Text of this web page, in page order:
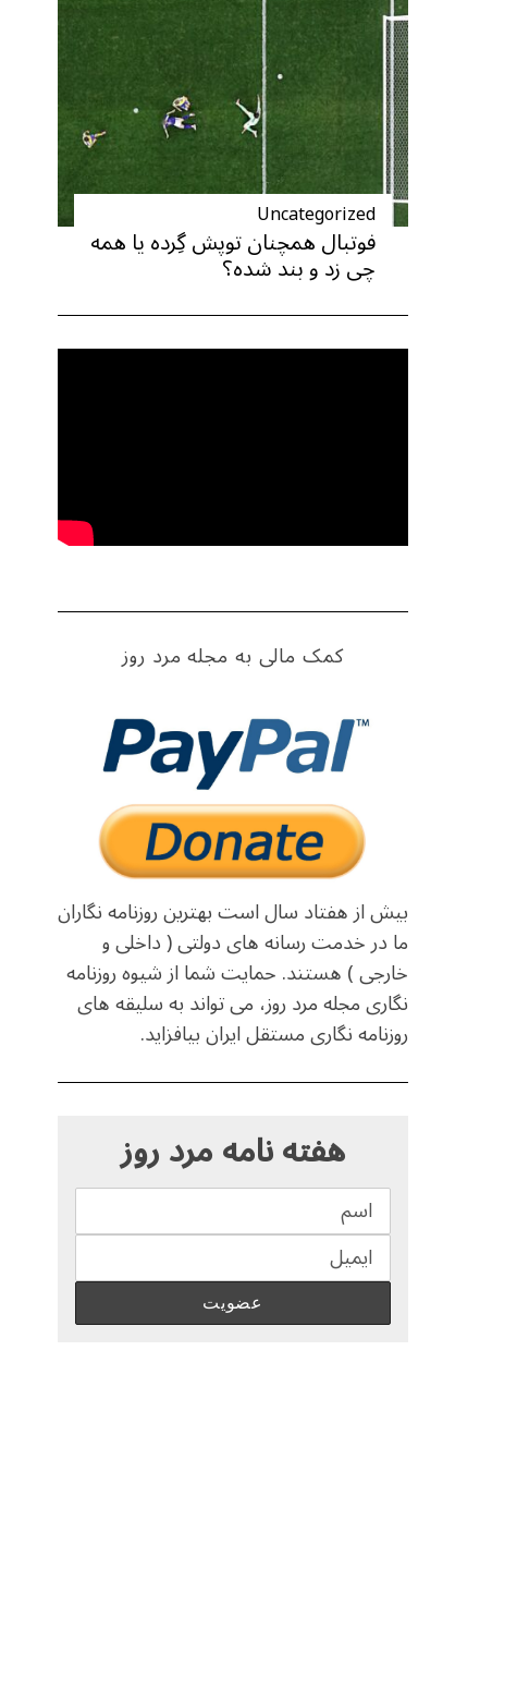
Uncategorized
فوتبال همچنان توپش گِرده یا همه
چی زد و بند شده؟
کمک مالی به مجله مرد روز
بیش از هفتاد سال است بهترین روزنامه نگاران
ما در خدمت رسانه های دولتی ( داخلی و
خارجی ) هستند. حمایت شما از شیوه روزنامه
نگاری مجله مرد روز، می تواند به سلیقه های
روزنامه نگاری مستقل ایران بیافزاید.
هفته نامه مرد روز
S
r
c
f
r